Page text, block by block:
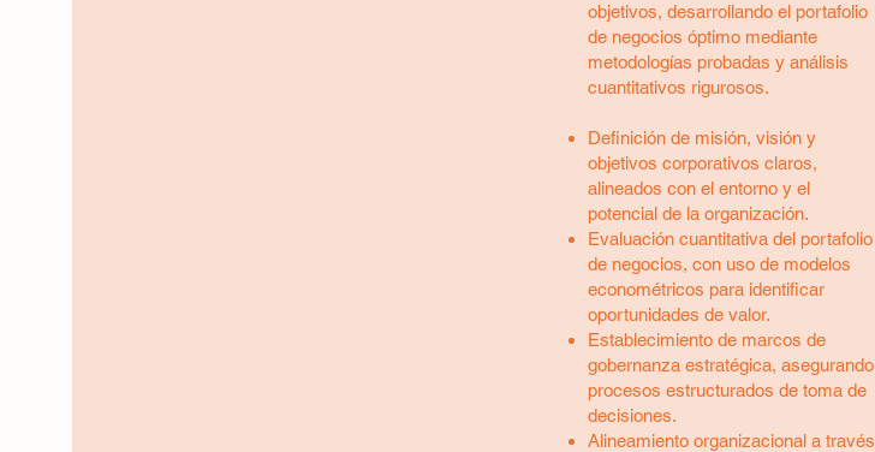
objetivos, desarrollando el portafolio
de negocios óptimo mediante
metodologías probadas y análisis
cuantitativos rigurosos.
Definición de misión, visión y
objetivos corporativos claros,
alineados con el entorno y el
potencial de la organización.
Evaluación cuantitativa del portafolio
de negocios, con uso de modelos
econométricos para identificar
oportunidades de valor.
Establecimiento de marcos de
gobernanza estratégica, asegurando
procesos estructurados de toma de
decisiones.
Alineamiento organizacional a través